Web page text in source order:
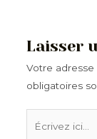
Laisser
Votre adresse
obligatoires